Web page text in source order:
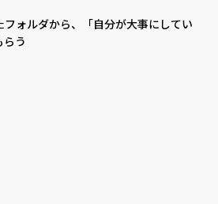
フォルダから、「自分が大事にしてい
らう